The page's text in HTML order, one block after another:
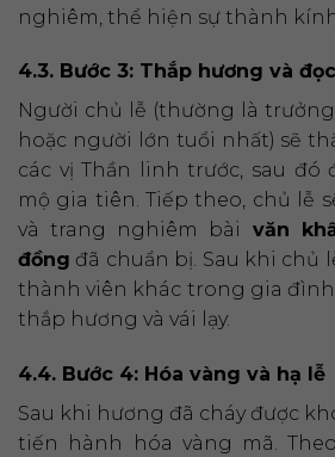
nghiêm, thể hiện sự thành
4.3. Bước 3: Thắp hương và
Người chủ lễ (thường là
hoặc người lớn tuổi nhất) sẽ
các vị Thần linh trước, sau đó
mộ gia tiên. Tiếp theo, chủ lễ
và trang nghiêm bài văn
đồng đã chuẩn bị. Sau khi chủ
thành viên khác trong gia
thắp hương và vái lạy.
4.4. Bước 4: Hóa vàng và hạ lễ
Sau khi hương đã cháy được
tiến hành hóa vàng mã.